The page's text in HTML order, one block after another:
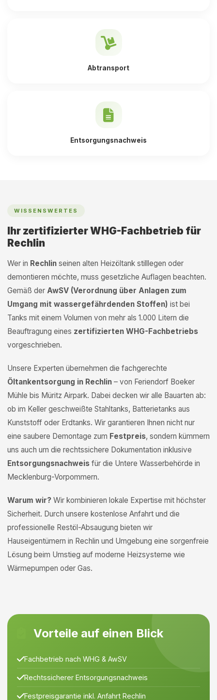
Abtransport
Entsorgungsnachweis
WISSENSWERTES
Ihr zertifizierter WHG-Fachbetrieb für
Rechlin
Wer in Rechlin seinen alten Heizöltank stilllegen oder
demontieren möchte, muss gesetzliche Auflagen beachten.
Gemäß der AwSV (Verordnung über Anlagen zum
Umgang mit wassergefährdenden Stoffen) ist bei
Tanks mit einem Volumen von mehr als 1.000 Litern die
Beauftragung eines zertifizierten WHG-Fachbetriebs
vorgeschrieben.
Unsere Experten übernehmen die fachgerechte
Öltankentsorgung in Rechlin – von Feriendorf Boeker
Mühle bis Müritz Airpark. Dabei decken wir alle Bauarten ab:
ob im Keller geschweißte Stahltanks, Batterietanks aus
Kunststoff oder Erdtanks. Wir garantieren Ihnen nicht nur
eine saubere Demontage zum Festpreis, sondern kümmern
uns auch um die rechtssichere Dokumentation inklusive
Entsorgungsnachweis für die Untere Wasserbehörde in
Mecklenburg-Vorpommern.
Warum wir? Wir kombinieren lokale Expertise mit höchster
Sicherheit. Durch unsere kostenlose Anfahrt und die
professionelle Restöl-Absaugung bieten wir
Hauseigentümern in Rechlin und Umgebung eine sorgenfreie
Lösung beim Umstieg auf moderne Heizsysteme wie
Wärmepumpen oder Gas.
Vorteile auf einen Blick
Fachbetrieb nach WHG & AwSV
Rechtssicherer Entsorgungsnachweis
Festpreisgarantie inkl. Anfahrt Rechlin